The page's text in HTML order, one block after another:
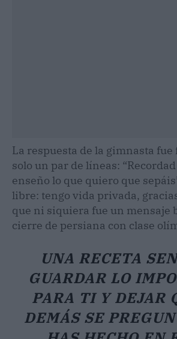
La respuesta de la gimnasta
solo un par de líneas:
enseño lo que quiero que
libre: tengo vida privada,
que ni siquiera fue un mensaje
cierre de persiana con clase
UNA RECETA
GUARDAR LO
PARA TI Y DEJAR
DEMÁS SE